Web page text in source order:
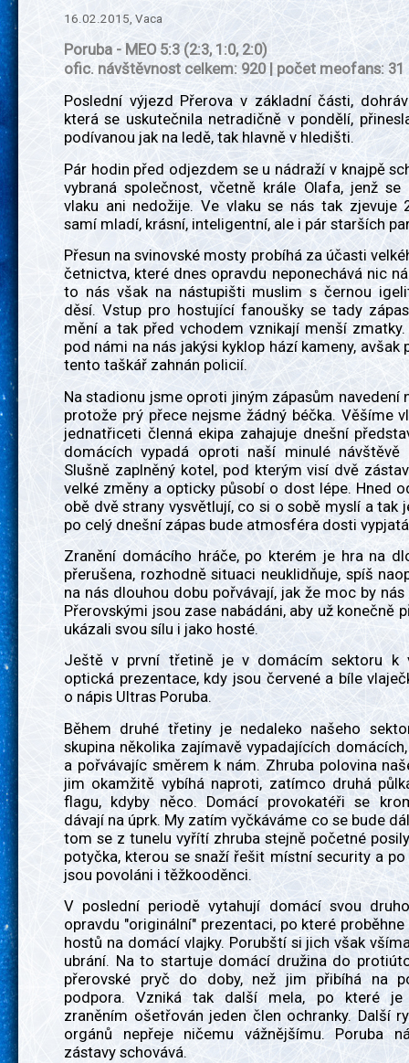
16.02.2015, Vaca
Poruba - MEO 5:3 (2:3, 1:0, 2:0)
ofic. návštěvnost celkem: 920 | počet meofans: 31
Poslední výjezd Přerova v základní části,
která se uskutečnila netradičně v pondělí,
podívanou jak na ledě, tak hlavně v hledišti.
Pár hodin před odjezdem se u nádraží v knajpě
vybraná společnost, včetně krále Olafa, jenž se
vlaku ani nedožije. Ve vlaku se nás tak zjevuje
samí mladí, krásní, inteligentní, ale i pár starších
Přesun na svinovské mosty probíhá za účasti
četnictva, které dnes opravdu neponechává nic
to nás však na nástupišti muslim s černou
děsí. Vstup pro hostující fanoušky se tady
mění a tak před vchodem vznikají menší
pod námi na nás jakýsi kyklop hází kameny, avšak
tento taškář zahnán policií.
Na stadionu jsme oproti jiným zápasům navedení
protože prý přece nejsme žádný béčka. Věšíme
jednatřiceti členná ekipa zahajuje dnešní
domácích vypadá oproti naší minulé návštěvě
Slušně zaplněný kotel, pod kterým visí dvě
velké změny a opticky působí o dost lépe. Hned
obě dvě strany vysvětlují, co si o sobě myslí a tak
po celý dnešní zápas bude atmosféra dosti
Zranění domácího hráče, po kterém je hra na
přerušena, rozhodně situaci neuklidňuje, spíš
na nás dlouhou dobu pořvávají, jak že moc by
Přerovskými jsou zase nabádáni, aby už konečně
ukázali svou sílu i jako hosté.
Ještě v první třetině je v domácím sektoru k
optická prezentace, kdy jsou červené a bíle
o nápis Ultras Poruba.
Během druhé třetiny je nedaleko našeho
skupina několika zajímavě vypadajících
a pořvávajíc směrem k nám. Zhruba polovina
jim okamžitě vybíhá naproti, zatímco druhá
flagu, kdyby něco. Domácí provokatéři se
dávají na úprk. My zatím vyčkáváme co se bude
tom se z tunelu vyřítí zhruba stejně početné
potyčka, kterou se snaží řešit místní security a
jsou povoláni i těžkooděnci.
V poslední periodě vytahují domácí svou
opravdu "originální" prezentaci, po které proběhne
hostů na domácí vlajky. Porubští si jich však
ubrání. Na to startuje domácí družina do
přerovské pryč do doby, než jim přibíhá na
podpora. Vzniká tak další mela, po které je
zraněním ošetřován jeden člen ochranky. Další
orgánů nepřeje ničemu vážnějšímu. Poruba
zástavy schovává.